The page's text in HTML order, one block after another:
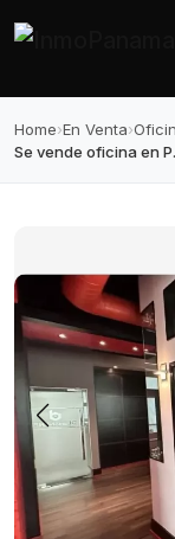
Home›En Venta›
Se vende oficina en